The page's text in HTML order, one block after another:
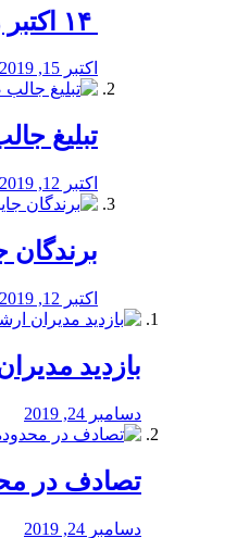
اکتبر 15, 2019
تبلیغ
اکتبر 12, 2019
برندگان
اکتبر 12, 2019
بازدید
دسامبر 24, 2019
تصادف در
دسامبر 24, 2019